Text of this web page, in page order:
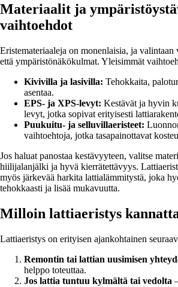
Materiaalit ja
vaihtoehdot
Eristemateriaaleja on monenlaisia, ja valintaan
että ympäristönäkökulmat. Yleisimmät
Kivivilla ja lasivilla: Tehokkaita,
asentaa.
EPS- ja XPS-levyt: Kestävät ja hyvin
levyt, jotka sopivat erityisesti
Puukuitu- ja selluvillaeristeet:
vaihtoehtoja, jotka tasapainottavat
Jos haluat panostaa kestävyyteen, valitse
hiilijalanjälki ja hyvä kierrätettävyys.
myös järkevää harkita lattialämmitystä, joka
tehokkaasti ja lisää mukavuutta.
Milloin lattiaeristys
Lattiaeristys on erityisen ajankohtainen
Remontin tai lattian uusimisen
helppo toteuttaa.
Jos lattia tuntuu kylmältä tai vedolta